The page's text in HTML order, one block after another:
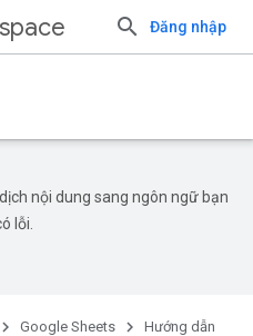
Đăng nhập
nội dung sang ngôn ngữ bạn
lỗi.
Google Sheets Hướng dẫn